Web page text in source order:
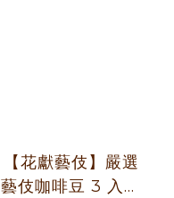
【花獻藝伎】嚴選
藝伎咖啡豆 3 入優